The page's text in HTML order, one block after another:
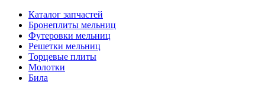
Каталог запчастей
Бронеплиты мельниц
Футеровки мельниц
Решетки мельниц
Торцевые плиты
Молотки
Била